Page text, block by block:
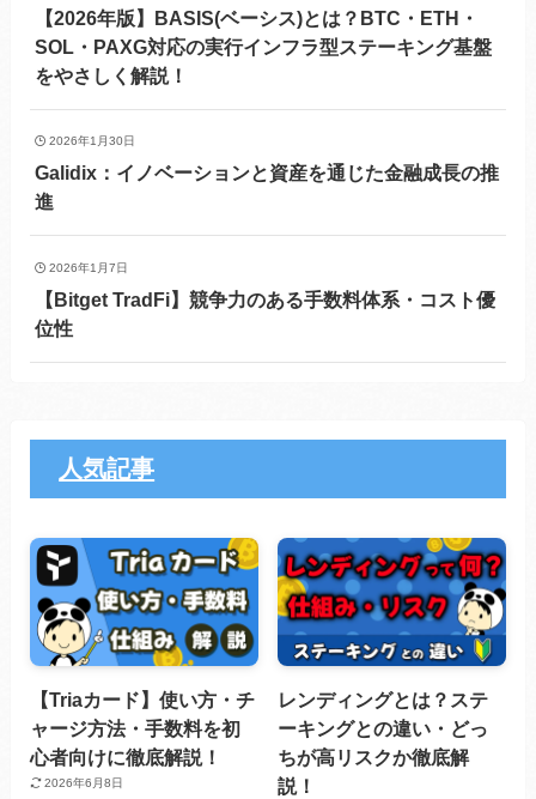
【2026年版】BASIS(ベーシス)とは？BTC・ETH・
SOL・PAXG対応の実行インフラ型ステーキング基盤
をやさしく解説！
2026年1月30日
Galidix：イノベーションと資産を通じた金融成長の推
進
2026年1月7日
【Bitget TradFi】競争力のある手数料体系・コスト優
位性
人気記事
【Triaカード】使い方・チ
ャージ方法・手数料を初
心者向けに徹底解説！
2026年6月8日
レンディングとは？ステ
ーキングとの違い・どっ
ちが高リスクか徹底解
説！